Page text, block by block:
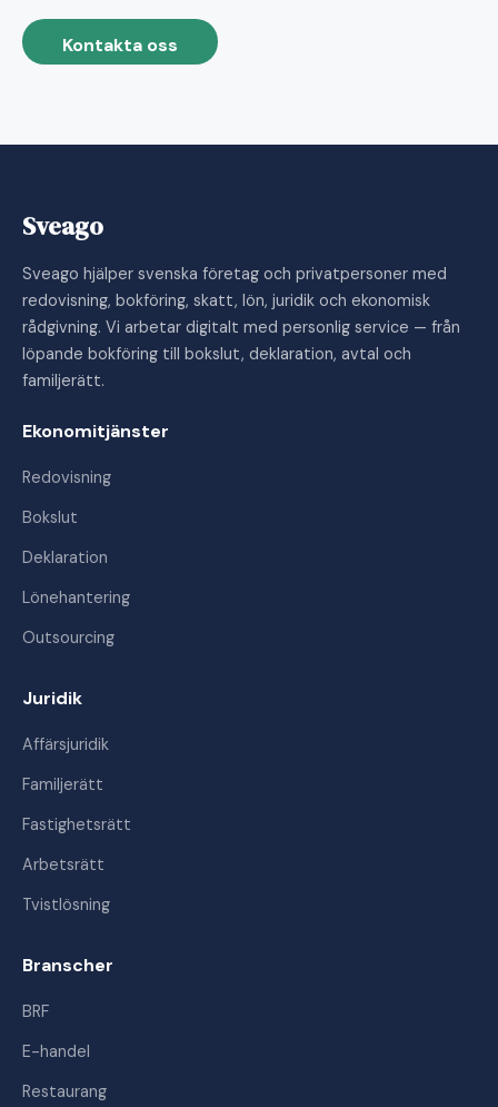
Kontakta oss
Sveago
Sveago hjälper svenska företag och privatpersoner med
redovisning, bokföring, skatt, lön, juridik och ekonomisk
rådgivning. Vi arbetar digitalt med personlig service — från
löpande bokföring till bokslut, deklaration, avtal och
familjerätt.
Ekonomitjänster
Redovisning
Bokslut
Deklaration
Lönehantering
Outsourcing
Juridik
Affärsjuridik
Familjerätt
Fastighetsrätt
Arbetsrätt
Tvistlösning
Branscher
BRF
E-handel
Restaurang